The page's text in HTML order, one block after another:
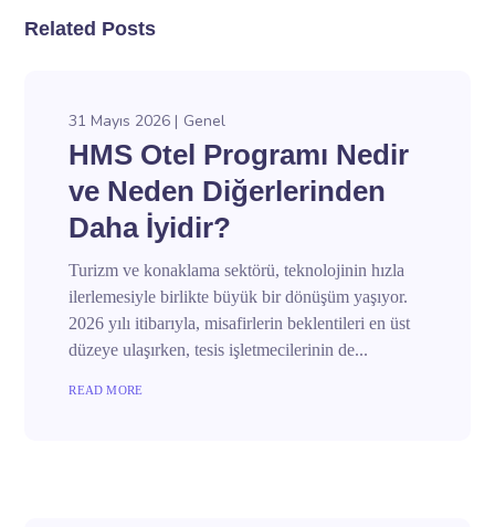
Related Posts
31 Mayıs 2026 Genel
HMS Otel Programı Nedir
ve Neden Diğerlerinden
Daha İyidir?
Turizm ve konaklama sektörü, teknolojinin hızla
ilerlemesiyle birlikte büyük bir dönüşüm yaşıyor.
2026 yılı itibarıyla, misafirlerin beklentileri en üst
düzeye ulaşırken, tesis işletmecilerinin de...
READ MORE